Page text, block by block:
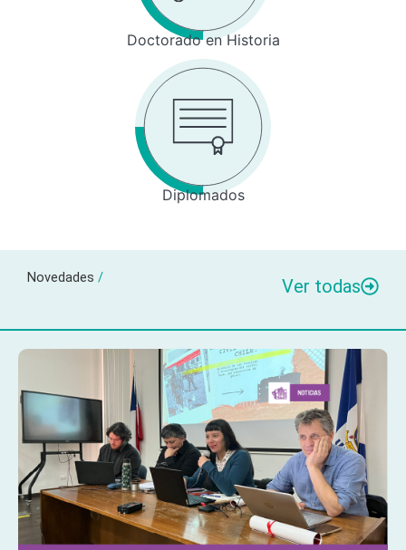
Doctorado en Historia
Diplomados
Novedades / Ver todas